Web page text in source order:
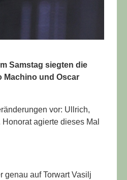
Samstag siegten die
Machino und Oscar
vor: Ullrich,
agierte dieses Mal
genau auf Torwart Vasilj